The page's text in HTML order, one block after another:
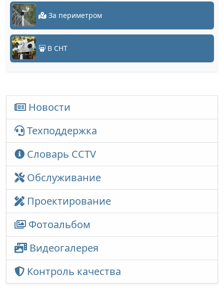
За периметром
В СНТ
Новости
Техподдержка
Словарь CCTV
Обслуживание
Проектирование
Фотоальбом
Видеогалерея
Контроль качества